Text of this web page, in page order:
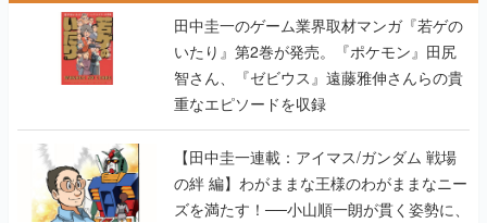
田中圭一のゲーム業界取材マンガ『若ゲの
いたり』第2巻が発売。『ポケモン』田尻
智さん、『ゼビウス』遠藤雅伸さんらの貴
重なエピソードを収録
【田中圭一連載：アイマス/ガンダム 戦場
の絆 編】わがままな王様のわがままなニー
ズを満たす！──小山順一朗が貫く姿勢に、